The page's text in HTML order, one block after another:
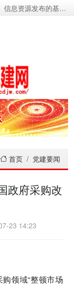
全国基层党建网——全国性党建工作学习交流、信息资源发布的基层党建新闻门户网
首页 党建要闻
政府采购改
23 14:23
领域“整顿市场